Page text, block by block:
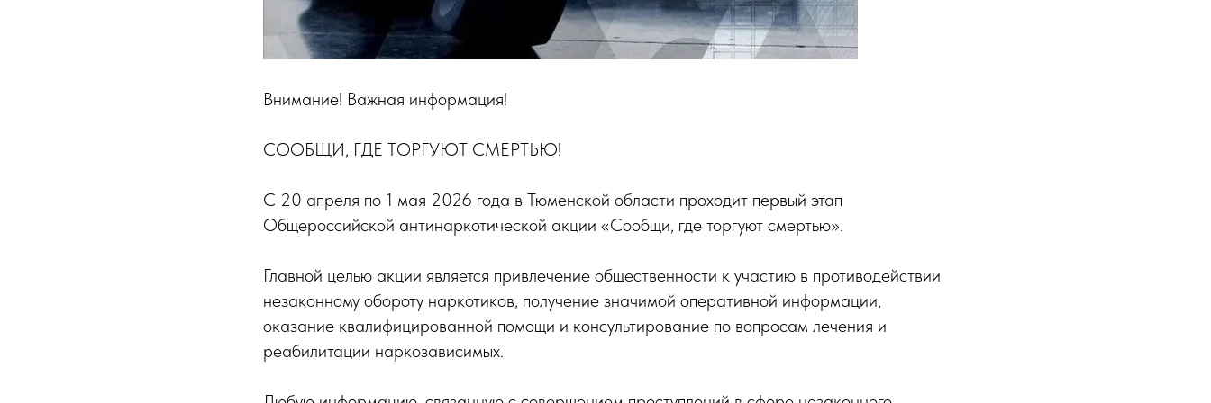
Внимание! Важная информация!
СООБЩИ, ГДЕ ТОРГУЮТ СМЕРТЬЮ!
С 20 апреля по 1 мая 2026 года в Тюменской области проходит первый этап
Общероссийской антинаркотической акции «Сообщи, где торгуют смертью».
Главной целью акции является привлечение общественности к участию в противодействии
незаконному обороту наркотиков, получение значимой оперативной информации,
оказание квалифицированной помощи и консультирование по вопросам лечения и
реабилитации наркозависимых.